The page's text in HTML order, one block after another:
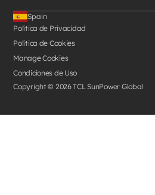
Política de Privacidad
Política de Cookies
Manage Cookies
Condiciones de Uso
Copyright © 2026 TCL SunPower Global
Spain